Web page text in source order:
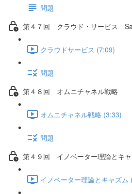
問題
第４７回 クラウド・サービス
クラウドサービス (7:09)
問題
第４８回 オムニチャネル戦略
オムニチャネル戦略 (3:33)
問題
第４９回 イノベーター理論とキャ
イノベーター理論とキャズム